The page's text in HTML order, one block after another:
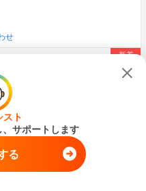
せ
6,000円
2階
最上階 角部屋
い合わせ
スト
サポートします
る